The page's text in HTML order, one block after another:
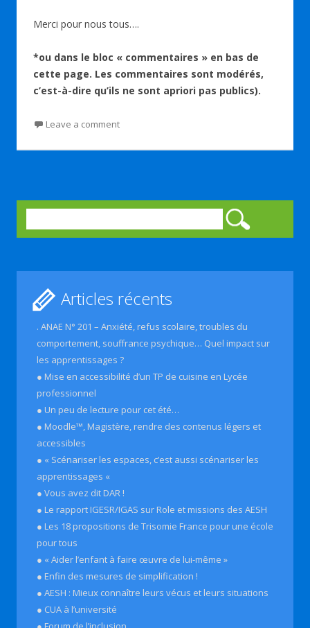
Merci pour nous tous….
*ou dans le bloc « commentaires » en bas de
cette page. Les commentaires sont modérés,
c’est-à-dire qu’ils ne sont apriori pas publics).
Leave a comment
Articles récents
. ANAE N° 201 – Anxiété, refus scolaire, troubles du
comportement, souffrance psychique… Quel impact sur
les apprentissages ?
● Mise en accessibilité d’un TP de cuisine en Lycée
professionnel
● Un peu de lecture pour cet été…
● Moodle™, Magistère, rendre des contenus légers et
accessibles
● « Scénariser les espaces, c’est aussi scénariser les
apprentissages «
● Vous avez dit DAR !
● Le rapport IGESR/IGAS sur Role et missions des AESH
● Les 18 propositions de Trisomie France pour une école
pour tous
● « Aider l’enfant à faire œuvre de lui-même »
● Enfin des mesures de simplification !
● AESH : Mieux connaître leurs vécus et leurs situations
● CUA à l’université